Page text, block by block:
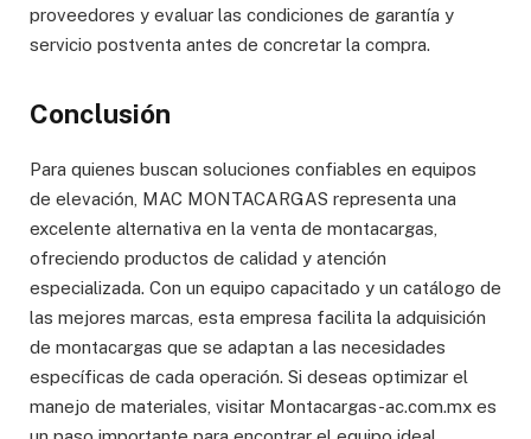
proveedores y evaluar las condiciones de garantía y
servicio postventa antes de concretar la compra.
Conclusión
Para quienes buscan soluciones confiables en equipos
de elevación, MAC MONTACARGAS representa una
excelente alternativa en la venta de montacargas,
ofreciendo productos de calidad y atención
especializada. Con un equipo capacitado y un catálogo de
las mejores marcas, esta empresa facilita la adquisición
de montacargas que se adaptan a las necesidades
específicas de cada operación. Si deseas optimizar el
manejo de materiales, visitar Montacargas-ac.com.mx es